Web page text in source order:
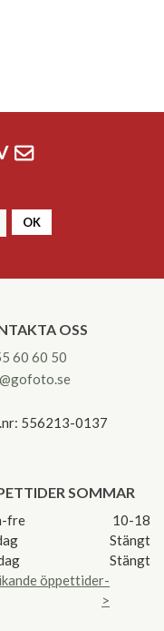
OK
OSS
60 60 50
556213-0137
SOMMAR
fre
10-18
Stängt
Stängt
öppettider-
>